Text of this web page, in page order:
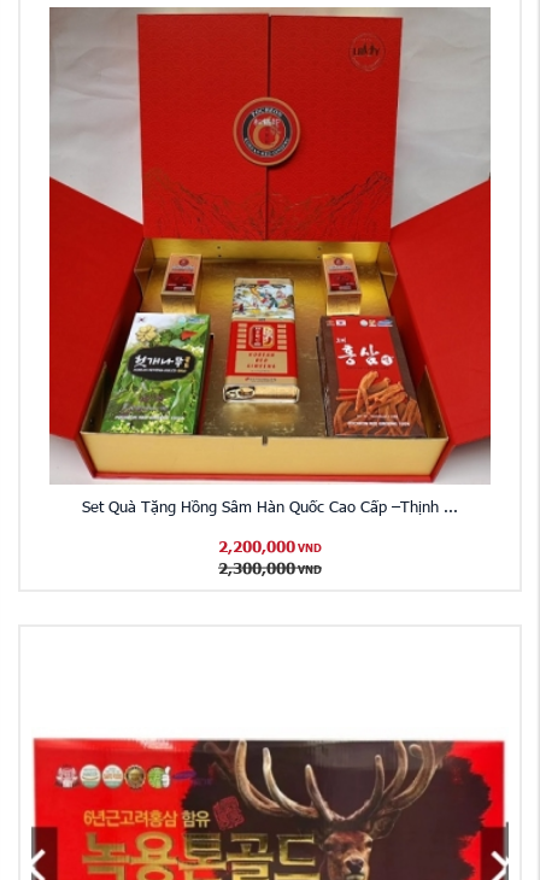
Set Quà Tặng Hồng Sâm Hàn Quốc Cao Cấp –Thịnh ...
2,200,000 VND
2,300,000 VND